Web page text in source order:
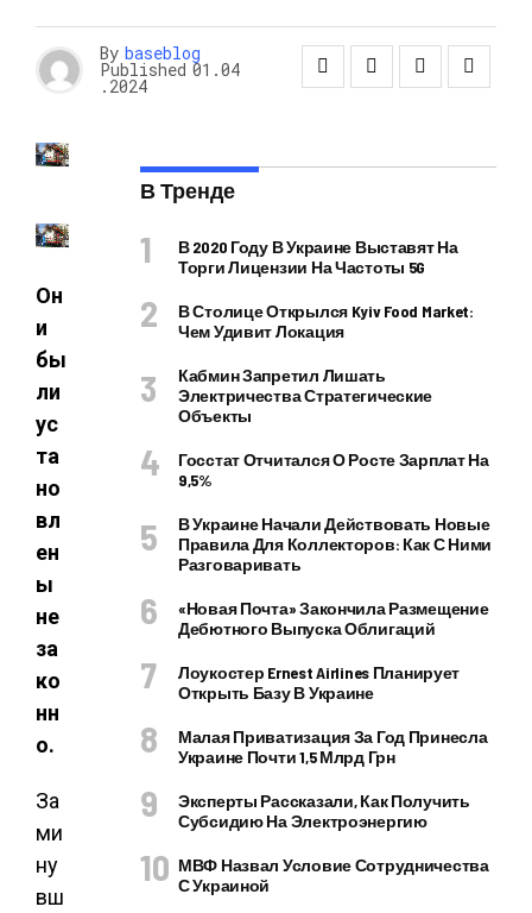
By baseblog
Published 01.04
.2024
Он
и
бы
ли
ус
та
но
вл
ен
ы
не
за
ко
нн
о.
За
ми
ну
вш
В Тренде
В 2020 Году В Украине Выставят На
Торги Лицензии На Частоты 5G
В Столице Открылся Kyiv Food Market:
Чем Удивит Локация
Кабмин Запретил Лишать
Электричества Стратегические
Объекты
Госстат Отчитался О Росте Зарплат На
9,5%
В Украине Начали Действовать Новые
Правила Для Коллекторов: Как С Ними
Разговаривать
«Новая Почта» Закончила Размещение
Дебютного Выпуска Облигаций
Лоукостер Ernest Airlines Планирует
Открыть Базу В Украине
Малая Приватизация За Год Принесла
Украине Почти 1,5 Млрд Грн
Эксперты Рассказали, Как Получить
Субсидию На Электроэнергию
МВФ Назвал Условие Сотрудничества
С Украиной